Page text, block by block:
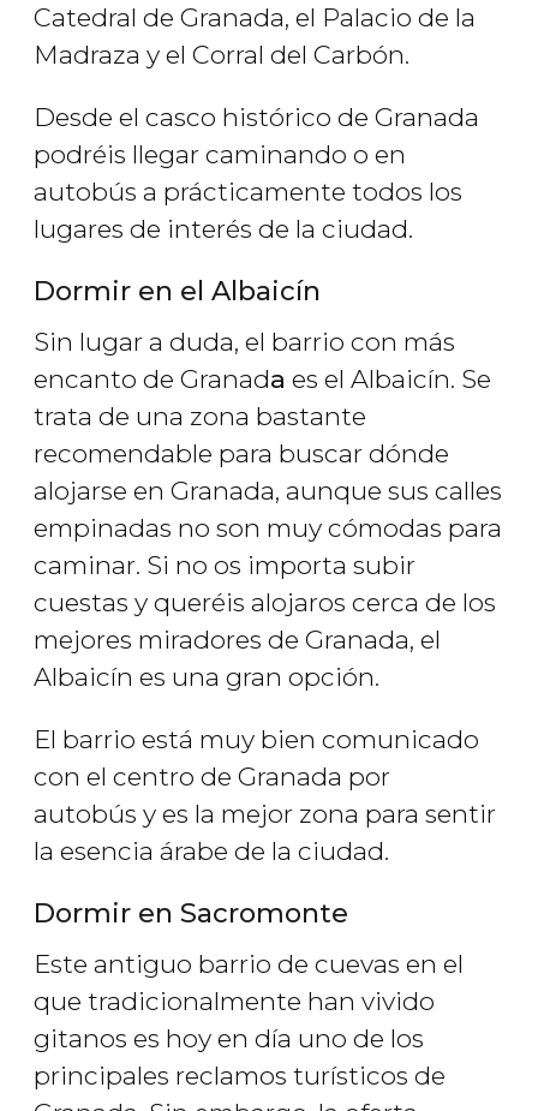
Catedral de Granada, el Palacio de la
Madraza y el Corral del Carbón.
Desde el casco histórico de Granada
podréis llegar caminando o en
autobús a prácticamente todos los
lugares de interés de la ciudad.
Dormir en el Albaicín
Sin lugar a duda, el barrio con más
encanto de Granada es el Albaicín. Se
trata de una zona bastante
recomendable para buscar dónde
alojarse en Granada, aunque sus calles
empinadas no son muy cómodas para
caminar. Si no os importa subir
cuestas y queréis alojaros cerca de los
mejores miradores de Granada, el
Albaicín es una gran opción.
El barrio está muy bien comunicado
con el centro de Granada por
autobús y es la mejor zona para sentir
la esencia árabe de la ciudad.
Dormir en Sacromonte
Este antiguo barrio de cuevas en el
que tradicionalmente han vivido
gitanos es hoy en día uno de los
principales reclamos turísticos de